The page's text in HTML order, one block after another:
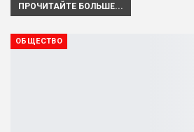
ПРОЧИТАЙТЕ БОЛЬШЕ...
ОБЩЕСТВО